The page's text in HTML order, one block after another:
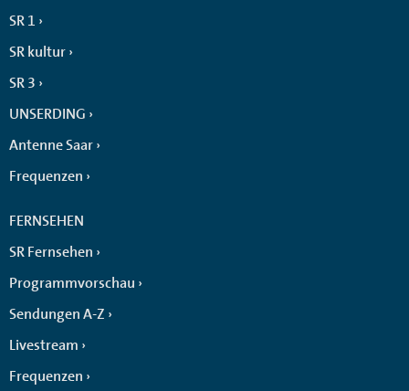
SR 1
SR kultur
SR 3
UNSERDING
Antenne Saar
Frequenzen
FERNSEHEN
SR Fernsehen
Programmvorschau
Sendungen A-Z
Livestream
Frequenzen